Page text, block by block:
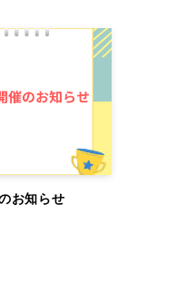
お知らせ